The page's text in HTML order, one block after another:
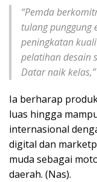
“Pemda
tulang punggung
peningkatan
pelatihan desain
Datar naik
Ia berharap
luas hingga
internasional
digital dan
muda sebagai
daerah. (Nas).